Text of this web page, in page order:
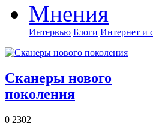
Мнения
Интервью Блоги Интернет и
Сканеры нового
поколения
0 2302